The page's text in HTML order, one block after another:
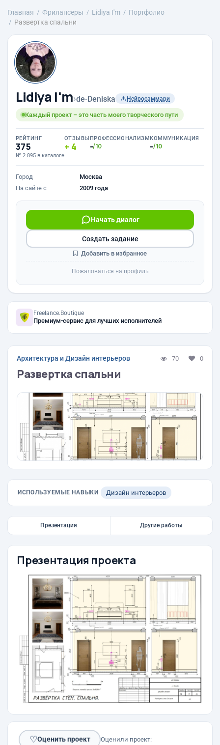
Главная Фрилансеры Lidiya I'm
Портфолио
Развертка спальни
Lidiya I'm›de-Deniska Нейросаммари
Каждый проект – это часть моего творческого пути
РЕЙТИНГ
375
№ 2 895 в каталоге
ОТЗЫВЫ
4
ПРОФЕССИОНАЛИЗМ
-/10
КОММУНИКАЦИЯ
-/10
Город
Москва
На сайте с
2009 года
Начать диалог
Создать задание
Добавить в избранное
Пожаловаться на профиль
Freelance.Boutique
Премиум-сервис для лучших исполнителей
Архитектура и Дизайн интерьеров 70 0
Развертка спальни
ИСПОЛЬЗУЕМЫЕ НАВЫКИ Дизайн интерьеров
Презентация Другие работы
Презентация проекта
♡Оценить проект Оценили проект: